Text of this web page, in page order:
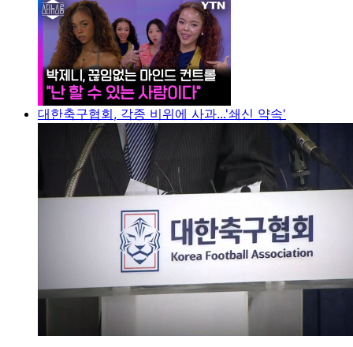
대한축구협회, 각종 비위에 사과...'쇄신 약속'